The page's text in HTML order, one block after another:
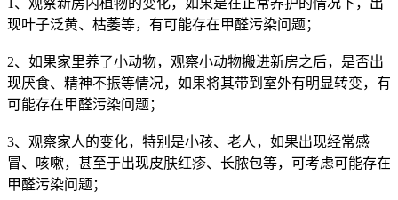
现叶子泛黄、枯萎等，有可能存在甲醛污染问题；
2、如果家里养了小动物，观察小动物搬进新房之后，是否出
现厌食、精神不振等情况，如果将其带到室外有明显转变，有
可能存在甲醛污染问题；
3、观察家人的变化，特别是小孩、老人，如果出现经常感
冒、咳嗽，甚至于出现皮肤红疹、长脓包等，可考虑可能存在
甲醛污染问题；